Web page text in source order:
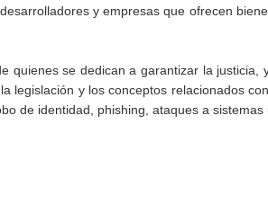
y empresas que ofrecen
quienes se dedican a garantizar la
legislación y los conceptos relacionados
de identidad, phishing, ataques a